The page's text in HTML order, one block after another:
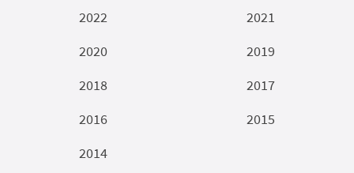
2022
2021
2020
2019
2018
2017
2016
2015
2014